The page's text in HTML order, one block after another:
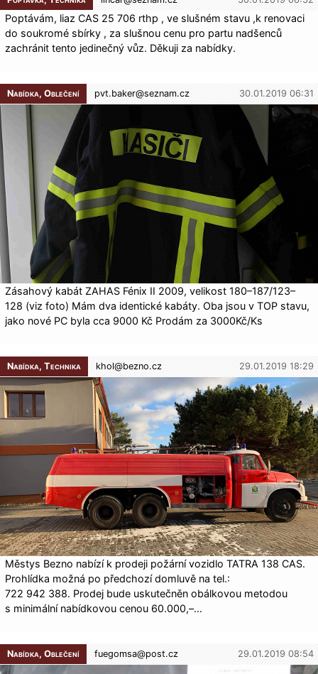
Poptávám, liaz CAS 25 706 rthp , ve slušném stavu ,k renovaci
do soukromé sbírky , za slušnou cenu pro partu nadšenců
zachránit tento jedinečný vůz. Děkuji za nabídky.
Nabídka, Oblečení pvt.baker@seznam.cz 30.01.2019 06:31
Zásahový kabát ZAHAS Fénix II 2009, velikost 180–187/123–
128 (viz foto) Mám dva identické kabáty. Oba jsou v TOP stavu,
jako nové PC byla cca 9000 Kč Prodám za 3000Kč/Ks
Nabídka, Technika khol@bezno.cz 29.01.2019 18:29
Městys Bezno nabízí k prodeji požární vozidlo TATRA 138 CAS.
Prohlídka možná po předchozí domluvě na tel.:
722 942 388. Prodej bude uskutečněn obálkovou metodou
s minimální nabídkovou cenou 60.000,–…
Nabídka, Oblečení fuegomsa@post.cz 29.01.2019 08:54